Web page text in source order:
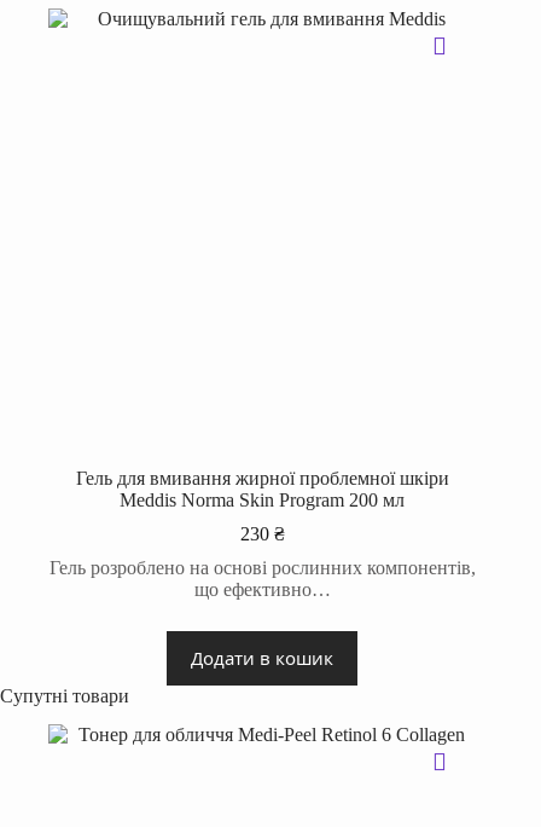
Гель для вмивання жирної проблемної шкіри
Meddis Norma Skin Program 200 мл
230 ₴
Гель розроблено на основі рослинних компонентів,
що ефективно…
Додати в кошик
Супутні товари